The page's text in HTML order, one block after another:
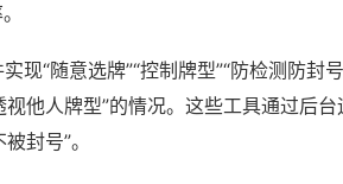
现“随意选牌”“控制牌型”“防检测防封
他人牌型”的情况。这些工具通过后
封号”。